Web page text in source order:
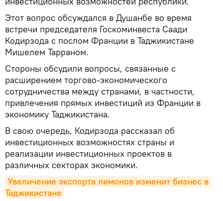
Этот вопрос обсуждался в Душанбе во время
встречи председателя Госкоминвеста Саади
Кодирзода с послом Франции в Таджикистане
Мишелем Тарраном.
Стороны обсудили вопросы, связанные с
расширением торгово-экономического
сотрудничества между странами, в частности,
привлечения прямых инвестиций из Франции в
экономику Таджикистана.
В свою очередь, Кодирзода рассказал об
инвестиционных возможностях страны и
реализации инвестиционных проектов в
различных секторах экономики.
Увеличение экспорта лимонов изменит бизнес в
Таджикистане